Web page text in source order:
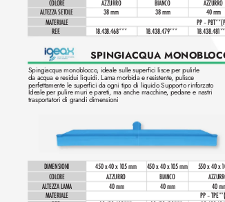
DIMENSIONI 450 x 40 x 105 mm 450 x 40 x 105 mm 550 x 40 x 1
COLORE AZZURRO BIANCO
ALTEZZA LAMA 40 mm 40 mm 40
MATERIALE
PP –
SPINGIACQUA MONOBL
Spingiacqua monoblocco, ideale sulle superfici lisce per pulirle
da acqua e residui liquidi. Lama morbida e resistente, pulisce
perfettamente le superfici da ogni tipo di liquido Supporto rinforzato
Ideale per pulire muri e pareti, ma anche macchine, pedane e nastri
trasportatori di grandi dimensioni
COLORE AZZURRO BIANCO AZZURRO
ALTEZZA SETOLE 38 mm 38 mm 40 mm
MATERIALE
PP –
REF. 18.438.468*** 18.438.479*** 18.438.48